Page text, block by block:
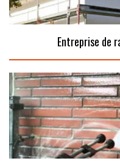
Entreprise de